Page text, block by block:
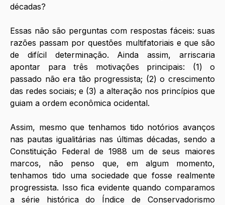
décadas?
Essas não são perguntas com respostas fáceis: suas
razões passam por questões multifatoriais e que são
de difícil determinação. Ainda assim, arriscaria
apontar para três motivações principais: (1) o
passado não era tão progressista; (2) o crescimento
das redes sociais; e (3) a alteração nos princípios que
guiam a ordem econômica ocidental.
Assim, mesmo que tenhamos tido notórios avanços
nas pautas igualitárias nas últimas décadas, sendo a
Constituição Federal de 1988 um de seus maiores
marcos, não penso que, em algum momento,
tenhamos tido uma sociedade que fosse realmente
progressista. Isso fica evidente quando comparamos
a série histórica do Índice de Conservadorismo